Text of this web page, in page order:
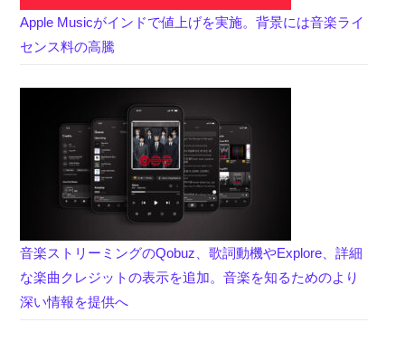
Apple Musicがインドで値上げを実施。背景には音楽ライ
センス料の高騰
音楽ストリーミングのQobuz、歌詞動機やExplore、詳細
な楽曲クレジットの表示を追加。音楽を知るためのより
深い情報を提供へ